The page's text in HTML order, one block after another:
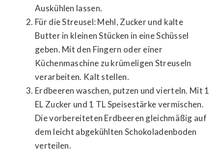
Auskühlen lassen.
Für die Streusel: Mehl, Zucker und kalte
Butter in kleinen Stücken in eine Schüssel
geben. Mit den Fingern oder einer
Küchenmaschine zu krümeligen Streuseln
verarbeiten. Kalt stellen.
Erdbeeren waschen, putzen und vierteln. Mit 1
EL Zucker und 1 TL Speisestärke vermischen.
Die vorbereiteten Erdbeeren gleichmäßig auf
dem leicht abgekühlten Schokoladenboden
verteilen.